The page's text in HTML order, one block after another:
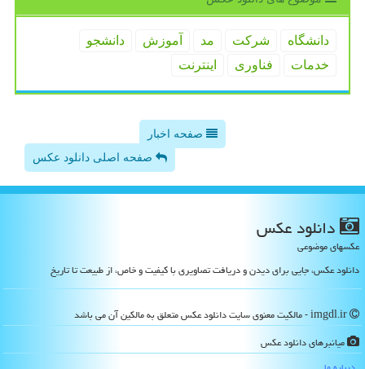
دانشگاه شركت مد آموزش
دانشجو
خدمات
فناوری اینترنت
صفحه اخبار
صفحه اصلی دانلود عکس
دانلود عكس
عکسهای موضوعی
دانلود عکس، جایی برای دیدن و دریافت تصاویری با کیفیت و خاص، از طبیعت تا تاریخ
میانبرهای دانلود عكس